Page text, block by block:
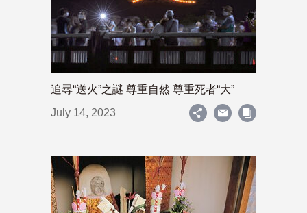
追尋“送火”之謎 尊重自然 尊重死者“大”
July 14, 2023